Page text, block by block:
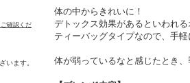
体の中からきれいに！
デトックス効果があるといわれ
ティーバッグタイプなので、手
体が弱っているなと感じたとき
確認くだ
います。